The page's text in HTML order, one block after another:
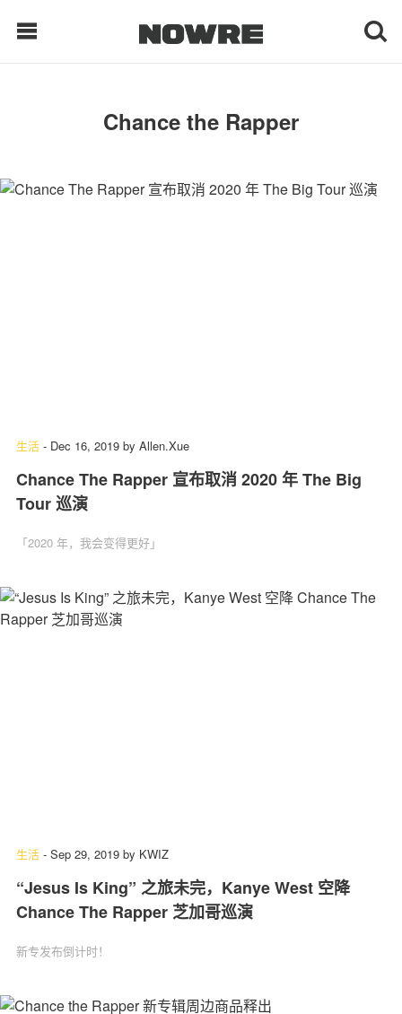
每日鲜榨
现客视点
Chance the Rapper
生活 - Dec 16, 2019 by Allen.Xue
Chance The Rapper 宣布取消 2020 年 The Big
Tour 巡演
「2020 年，我会变得更好」
生活 - Sep 29, 2019 by KWIZ
“Jesus Is King” 之旅未完，Kanye West 空降
Chance The Rapper 芝加哥巡演
新专发布倒计时！